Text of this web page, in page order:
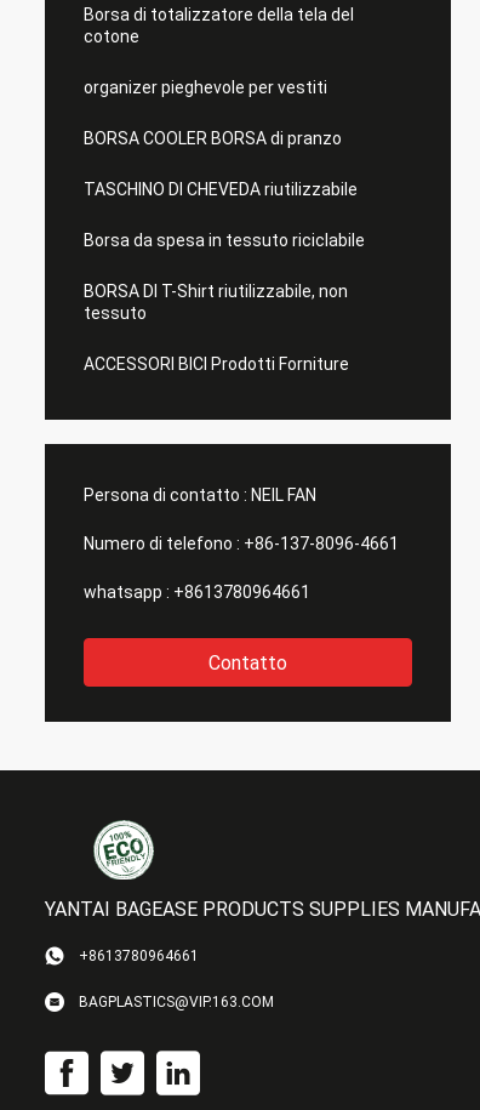
Borsa di totalizzatore della tela del
cotone
organizer pieghevole per vestiti
BORSA COOLER BORSA di pranzo
TASCHINO DI CHEVEDA riutilizzabile
Borsa da spesa in tessuto riciclabile
BORSA DI T-Shirt riutilizzabile, non
tessuto
ACCESSORI BICI Prodotti Forniture
Persona di contatto : NEIL FAN
Numero di telefono : +86-137-8096-4661
whatsapp : +8613780964661
Contatto
YANTAI BAGEASE PRODUCTS SUPPLIES
+8613780964661
BAGPLASTICS@VIP.163.COM